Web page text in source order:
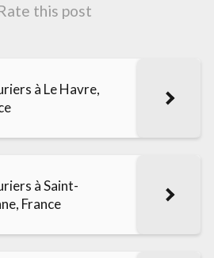
this post
à Le Havre,
à Saint-
France